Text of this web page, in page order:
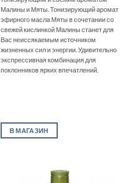
Малины и Мяты. Тонизирующий аромат
эфирного масла Мяты в сочетании со
свежей кислинкой Малины станет для
Вас неиссякаемым источником
жизненных сил и энергии. Удивительно
экспрессивная комбинация для
поклонников ярких впечатлений.
В МАГАЗИН